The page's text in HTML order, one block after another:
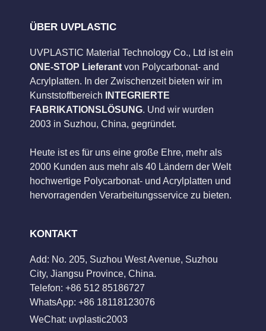
ÜBER UVPLASTIC
UVPLASTIC Material Technology Co., Ltd ist ein
ONE-STOP Lieferant von Polycarbonat- and
Acrylplatten. In der Zwischenzeit bieten wir im
Kunststoffbereich
INTEGRIERTE
FABRIKATIONSLÖSUNG. Und wir wurden
2003 in Suzhou, China, gegründet.
Heute ist es für uns eine große Ehre, mehr als
2000 Kunden aus mehr als 40 Ländern der Welt
hochwertige Polycarbonat- und Acrylplatten und
hervorragenden Verarbeitungsservice zu bieten.
KONTAKT
Add: No. 205, Suzhou West Avenue, Suzhou
City, Jiangsu Province, China.
Telefon: +86 512 85186727
WhatsApp: +86 18118123076
WeChat: uvplastic2003